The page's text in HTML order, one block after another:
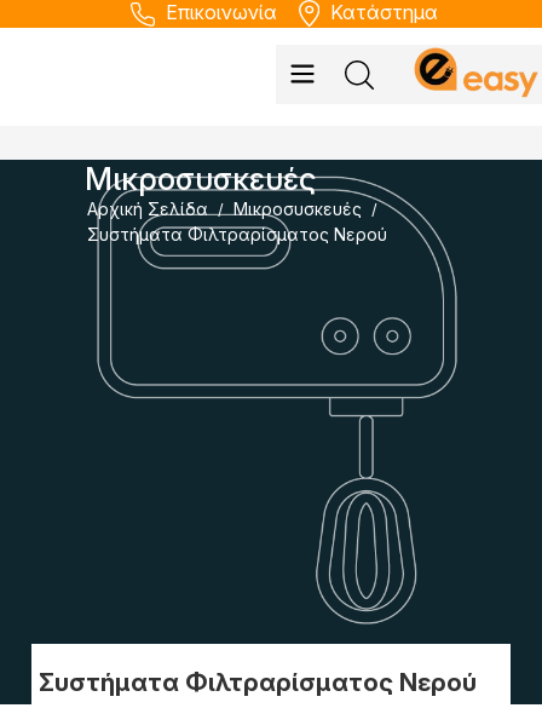
Επικοινωνία Κατάστημα
Αρχική Σελίδα / Μικροσυσκευές /
Συστήματα Φιλτραρίσματος Νερού
Μικροσυσκευές
Συστήματα Φιλτραρίσματος Νερού